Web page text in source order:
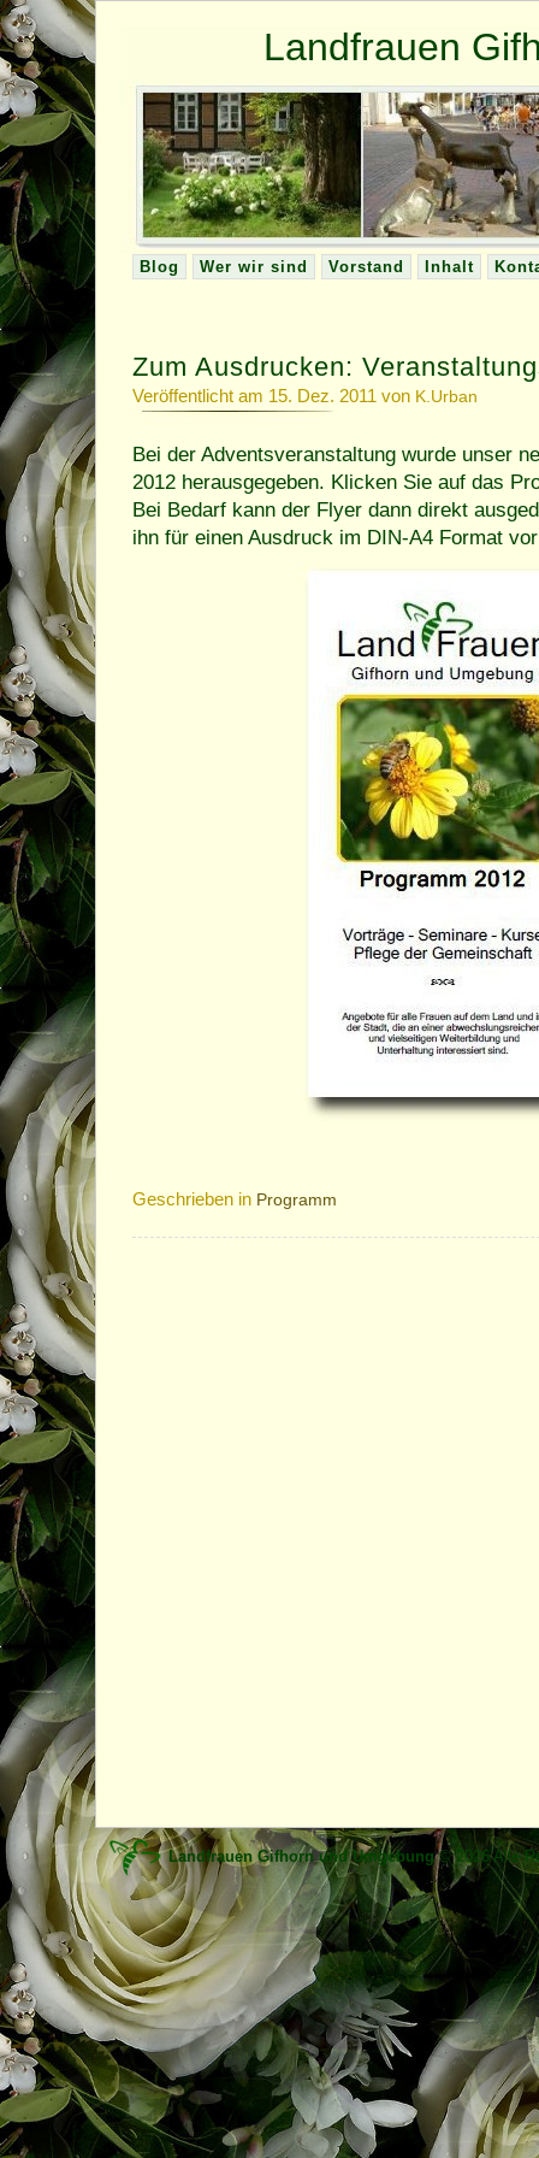
Landfrauen
Blog Wer wir sind Vorstand Inhalt
Zum Ausdrucken:
Veröffentlicht am 15. Dez. 2011 von K.Urban
Bei der Adventsveranstaltung wurde unser
2012 herausgegeben. Klicken Sie auf das
Bei Bedarf kann der Flyer dann direkt
ihn für einen Ausdruck im DIN-A4 Format
Geschrieben in Programm
Landfrauen Gifhorn und Umgebung© 2026 Alle